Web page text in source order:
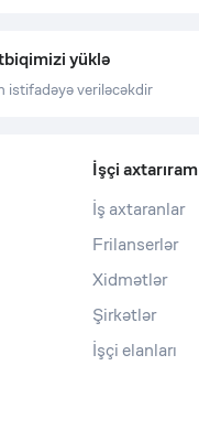
yüklə
istifadəyə veriləcəkdir
İşçi axtarıram
İş axtaranlar
Frilanserlər
Xidmətlər
Şirkətlər
İşçi elanları